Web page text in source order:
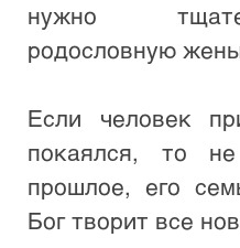
нужно
родословную
Если человек
покаялся, то
прошлое, его
Бог творит все